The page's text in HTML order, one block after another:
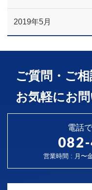
2019年5月
ご質問・ご
お気軽にお
電話
営業時間 : 月〜